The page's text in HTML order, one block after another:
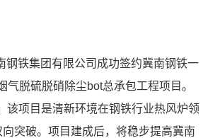
铁集团有限公司成功签约冀南钢铁一
脱硫脱硝除尘bot总承包工程项目。
该项目是清新环境在钢铁行业热风炉领
突破。项目建成后，将稳步提高冀南